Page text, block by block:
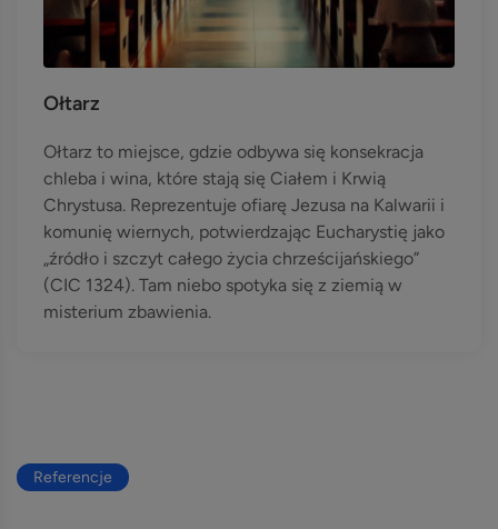
Ołtarz
Ołtarz to miejsce, gdzie odbywa się konsekracja
chleba i wina, które stają się Ciałem i Krwią
Chrystusa. Reprezentuje ofiarę Jezusa na Kalwarii i
komunię wiernych, potwierdzając Eucharystię jako
„źródło i szczyt całego życia chrześcijańskiego”
(CIC 1324). Tam niebo spotyka się z ziemią w
misterium zbawienia.
Referencje